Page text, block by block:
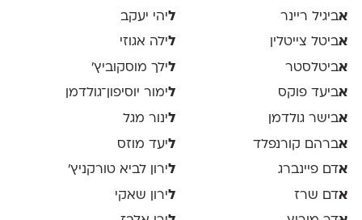
אביגיל ריינר
אביטל צייטלין
אביטלסטר
אביעד פוקס
אבישר גולדמן
אברהם קורנפלד
אדם פיינברג
אדם שרז
ליהי יעקב
לילה אגוזי
לילך מוסקוביץ'
לימור יוסיפון־גולדמן
לינור מגל
ליעד מוזס
לירון לביא טורקניץ׳
לירון שאקי